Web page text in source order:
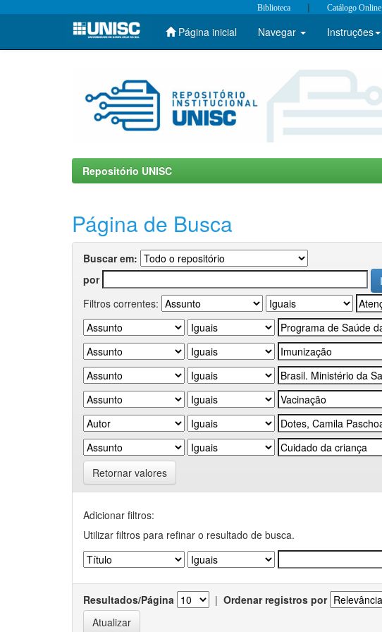
Skip
Biblioteca | Catálogo Online
Página inicial Navegar Instruções
Repositório UNISC
Página de Busca
Buscar em:
por
Filtros correntes:
Retornar valores
Adicionar filtros:
Utilizar filtros para refinar o resultado de busca.
Resultados/Página | Ordenar registros por